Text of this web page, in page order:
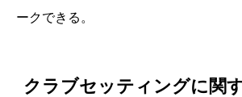
ークできる。
クラブセッティングに関